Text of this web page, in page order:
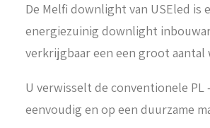
De Melfi downlight van USEled is
energiezuinig downlight
verkrijgbaar een een groot aantal
U verwisselt de conventionele PL
eenvoudig en op een duurzame